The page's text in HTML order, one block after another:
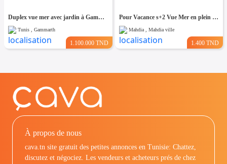
Duplex vue mer avec jardin à Gammarth
Tunis , Gammarth
1.100.000 TND
Pour Vacance s+2 Vue Mer en plein Zone Touristique Mahdia
Mahdia , Mahdia ville
1.400 TND
À propos de nous
cava.tn site gratuit des petites annonces en Tunisie: Chattez,
discutez et négociez. Les vendeurs et acheteurs prés de chez